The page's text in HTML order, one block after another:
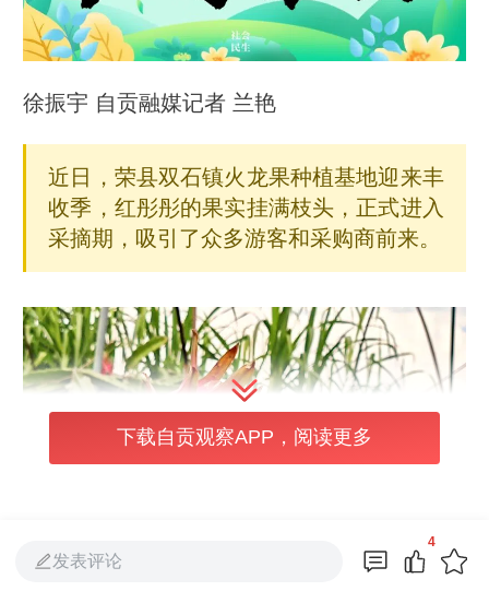
徐振宇 自贡融媒记者 兰艳
近日，荣县双石镇火龙果种植基地迎来丰
收季，红彤彤的果实挂满枝头，正式进入
采摘期，吸引了众多游客和采购商前来。
下载自贡观察APP，阅读更多
发表评论
4